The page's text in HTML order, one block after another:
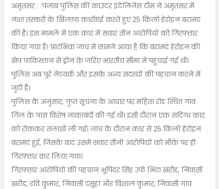
अमृतसर : पंजाब पुलिस की काउंटर इंटेलिजेंस टीम ने अमृतसर में
नशा तस्करी के खिलाफ कार्रवाई करते हुए 25 किलो हेरोइन बरामद
की है। इस मामले में एक कार में सवार तीन आरोपियों को गिरफ्तार
किया गया है। प्रारंभिक जांच में सामने आया है कि बरामद हेरोइन की
खेप पाकिस्तान से ड्रोन के जरिए भारतीय सीमा में पहुंचाई गई थी।
पुलिस अब पूरे नेटवर्क और इसके अन्य सदस्यों की पहचान करने में
जुटी है।
पुलिस के अनुसार, गुप्त सूचना के आधार पर महिता रोड स्थित गांव
गिल के पास विशेष नाकाबंदी की गई थी। इसी दौरान एक संदिग्ध कार
को रोककर तलाशी ली गई। जांच के दौरान कार से 25 किलो हेरोइन
बरामद हुई, जिसके बाद उसमें सवार तीनों आरोपियों को मौके पर ही
गिरफ्तार कर लिया गया।
गिरफ्तार आरोपियों की पहचान भूपिंदर सिंह उर्फ भिंदा खरौड़, निवासी
खरौड़, रवि कुमार, निवासी दसूहा और विशाल कुमार, निवासी गांव